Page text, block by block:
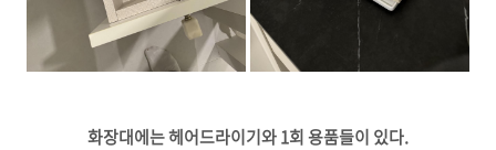
화장대에는 헤어드라이기와 1회 용품들이 있다.